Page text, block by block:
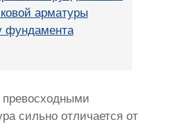
арматуры
фундамента
превосходными
сильно отличается от